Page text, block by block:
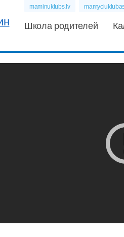
maminuklubs.lv
Школа родителей